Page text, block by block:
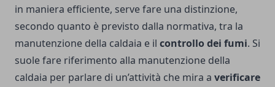
in maniera efficiente, serve fare una distinzione,
secondo quanto è previsto dalla normativa, tra la
manutenzione della caldaia e il controllo dei fumi. Si
suole fare riferimento alla manutenzione della
caldaia per parlare di un’attività che mira a verificare